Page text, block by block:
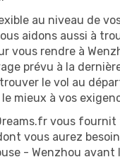
au niveau de
aidons aussi à
vous rendre à
prévu à la
le vol au
le mieux à vos
vous
vous aurez
- Wenzhou avant